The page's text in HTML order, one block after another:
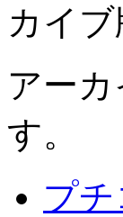
カイ
アー
す。
プ